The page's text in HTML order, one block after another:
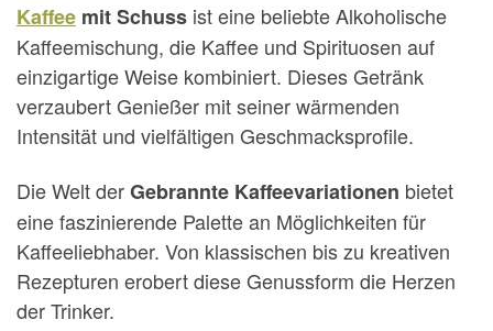
Kaffee mit Schuss ist eine beliebte Alkoholische
Kaffeemischung, die Kaffee und Spirituosen auf
einzigartige Weise kombiniert. Dieses Getränk
verzaubert Genießer mit seiner wärmenden
Intensität und vielfältigen Geschmacksprofile.
Die Welt derGebrannte Kaffeevariationen bietet
eine faszinierende Palette an Möglichkeiten für
Kaffeeliebhaber. Von klassischen bis zu kreativen
Rezepturen erobert diese Genussform die Herzen
der Trinker.